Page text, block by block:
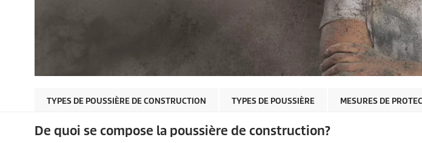
TYPES DE POUSSIÈRE DE CONSTRUCTION TYPES DE POUSSIÈRE MESURES DE
De quoi se compose la poussière de construction?